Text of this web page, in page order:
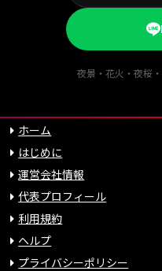
夜景・花火・夜桜
ホーム
はじめに
運営会社情報
代表プロフィール
利用規約
ヘルプ
プライバシーポリシー